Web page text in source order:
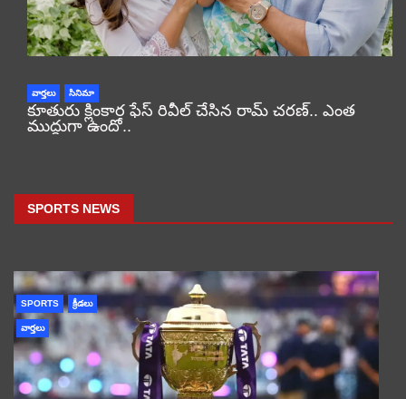
వార్తలు సినిమా
కూతురు క్లింకార ఫేస్ రివీల్ చేసిన రామ్ చరణ్.. ఎంత
ముద్దుగా ఉందో..
SPORTS NEWS
SPORTS క్రీడలు
వార్తలు